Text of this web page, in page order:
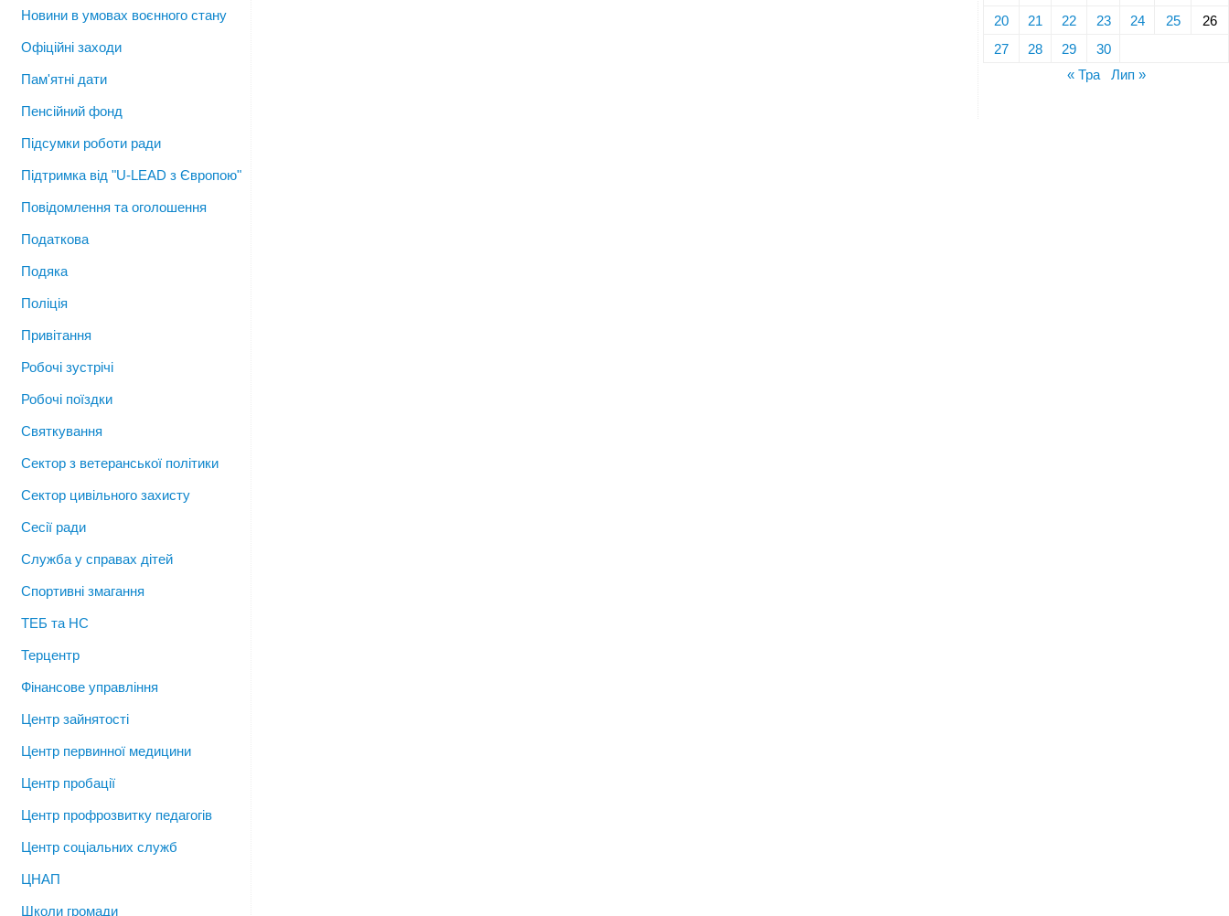
Новини в умовах воєнного стану
Офіційні заходи
Пам'ятні дати
Пенсійний фонд
Підсумки роботи ради
Підтримка від "U-LEAD з Європою"
Повідомлення та оголошення
Податкова
Подяка
Поліція
Привітання
Робочі зустрічі
Робочі поїздки
Святкування
Сектор з ветеранської політики
Сектор цивільного захисту
Сесії ради
Служба у справах дітей
Спортивні змагання
ТЕБ та НС
Терцентр
Фінансове управління
Центр зайнятості
Центр первинної медицини
Центр пробації
Центр профрозвитку педагогів
Центр соціальних служб
ЦНАП
Школи громади
20
21 22 23 24 25
26
27
28 29
30
« Тра
Лип »